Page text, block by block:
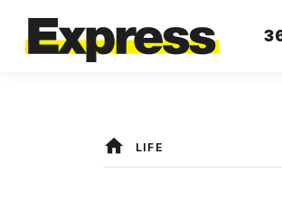
LIFE